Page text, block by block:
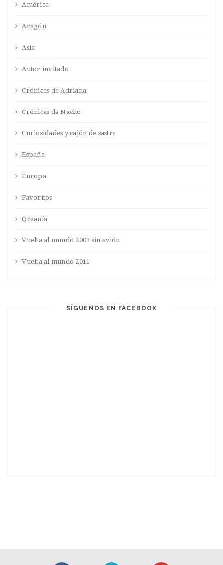
América
Aragón
Asia
Autor invitado
Crónicas de Adriana
Crónicas de Nacho
Curiosidades y cajón de sastre
España
Europa
Favoritos
Oceanía
Vuelta al mundo 2003 sin avión
Vuelta al mundo 2011
SÍGUENOS EN FACEBOOK